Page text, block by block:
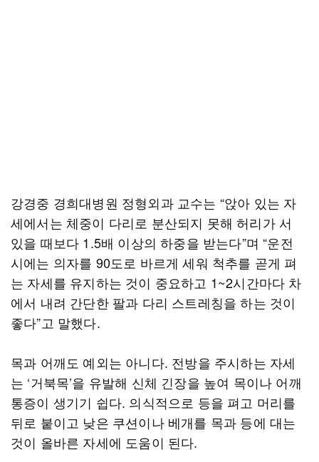
강경중 경희대병원 정형외과 교수는 “앉아 있는 자
세에서는 체중이 다리로 분산되지 못해 허리가 서
있을 때보다 1.5배 이상의 하중을 받는다”며 “운전
시에는 의자를 90도로 바르게 세워 척추를 곧게 펴
는 자세를 유지하는 것이 중요하고 1~2시간마다 차
에서 내려 간단한 팔과 다리 스트레칭을 하는 것이
좋다”고 말했다.
목과 어깨도 예외는 아니다. 전방을 주시하는 자세
는 ‘거북목’을 유발해 신체 긴장을 높여 목이나 어깨
통증이 생기기 쉽다. 의식적으로 등을 펴고 머리를
뒤로 붙이고 낮은 쿠션이나 베개를 목과 등에 대는
것이 올바른 자세에 도움이 된다.